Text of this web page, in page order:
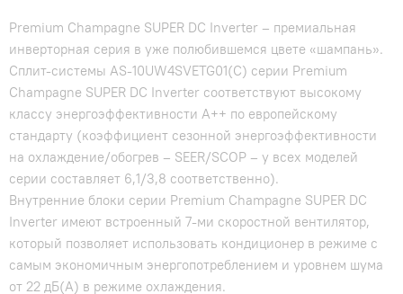
Premium Champagne SUPER DC Inverter – премиальная
инверторная серия в уже полюбившемся цвете «шампань».
Сплит-системы AS-10UW4SVETG01(С) серии Premium
Champagne SUPER DC Inverter соответствуют высокому
классу энергоэффективности A++ по европейскому
стандарту (коэффициент сезонной энергоэффективности
на охлаждение/обогрев – SEER/SCOP – у всех моделей
серии составляет 6,1/3,8 соответственно).
Внутренние блоки серии Premium Champagne SUPER DC
Inverter имеют встроенный 7-ми скоростной вентилятор,
который позволяет использовать кондиционер в режиме с
самым экономичным энергопотреблением и уровнем шума
от 22 дБ(A) в режиме охлаждения.